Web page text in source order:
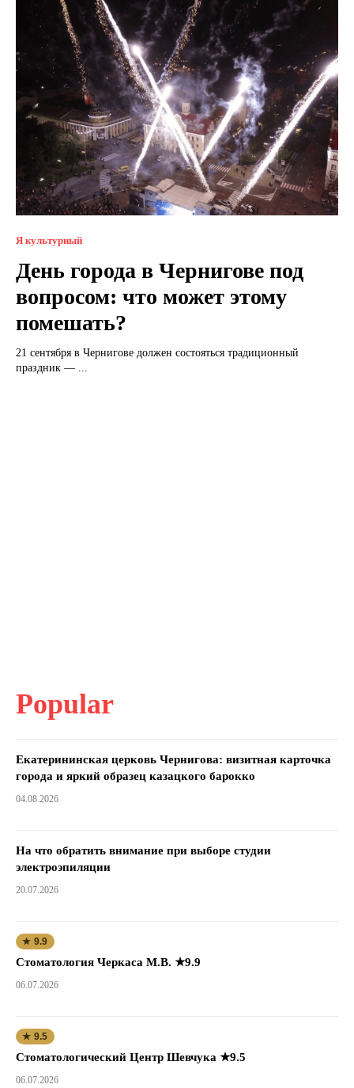
Я культурный
День города в Чернигове под
вопросом: что может этому
помешать?
21 сентября в Чернигове должен состояться традиционный
праздник — ...
Popular
Екатерининская церковь Чернигова: визитная карточка
города и яркий образец казацкого барокко
04.08.2026
На что обратить внимание при выборе студии
электроэпиляции
20.07.2026
★ 9.9
Стоматология Черкаса М.В. ★9.9
06.07.2026
★ 9.5
Стоматологический Центр Шевчука ★9.5
06.07.2026